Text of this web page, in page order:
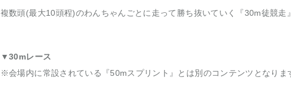
複数頭(最大10頭程)のわんちゃんごとに走って勝ち抜いていく『30m徒競走
▼30mレース
※会場内に常設されている『50mスプリント』とは別のコンテンツとなりま